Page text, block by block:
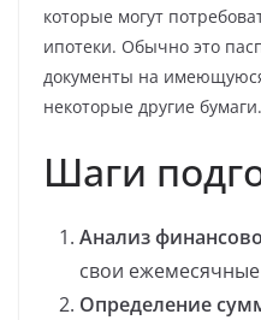
которые могут
ипотеки. Обычно это
документы на
некоторые другие бумаги.
Шаги
Анализ
свои
Определение